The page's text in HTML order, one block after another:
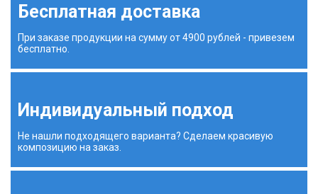
Бесплатная доставка
При заказе продукции на сумму от 4900 рублей - привезем
бесплатно.
Индивидуальный подход
Не нашли подходящего варианта? Сделаем красивую
композицию на заказ.